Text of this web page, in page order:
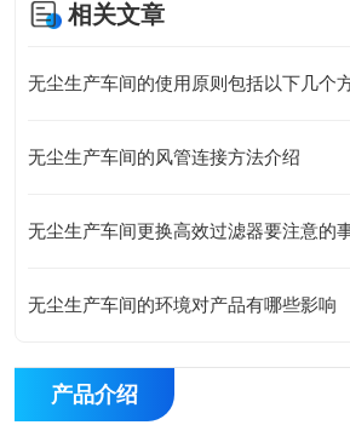
相关文章
无尘生产车间的使用原则包括以下几个
无尘生产车间的风管连接方法介绍
无尘生产车间更换高效过滤器要注意的
无尘生产车间的环境对产品有哪些影响
产品介绍